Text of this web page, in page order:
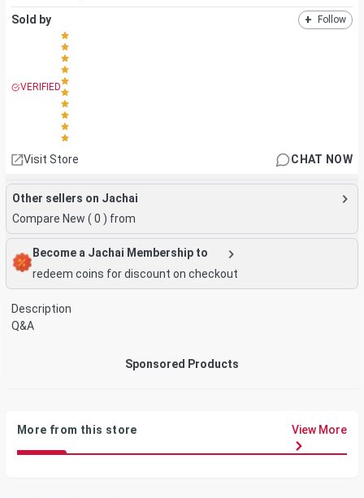
Sold by + Follow
VERIFIED
Visit Store CHAT NOW
Other sellers on Jachai
Compare New ( 0 ) from
Become a Jachai Membership to
redeem coins for discount on checkout
Description
Q&A
Sponsored Products
More from this store View More